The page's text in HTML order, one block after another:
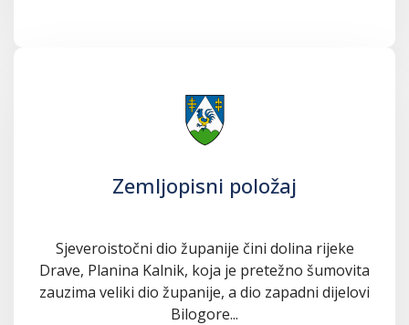
Zemljopisni položaj
Sjeveroistočni dio županije čini dolina rijeke
Drave, Planina Kalnik, koja je pretežno šumovita
zauzima veliki dio županije, a dio zapadni dijelovi
Bilogore...